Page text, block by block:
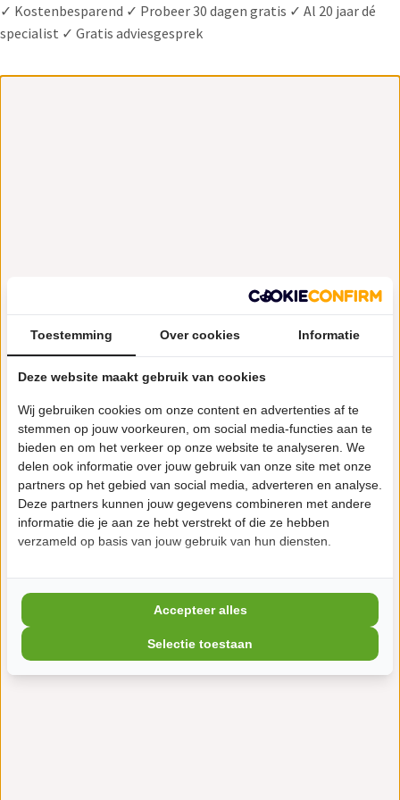
✓ Kostenbesparend ✓ Probeer 30 dagen gratis ✓ Al 20 jaar dé
specialist ✓ Gratis adviesgesprek
Toestemming Over cookies Informatie
Deze website maakt gebruik van cookies
Wij gebruiken cookies om onze content en advertenties af te
stemmen op jouw voorkeuren, om social media-functies aan te
bieden en om het verkeer op onze website te analyseren. We
delen ook informatie over jouw gebruik van onze site met onze
partners op het gebied van social media, adverteren en analyse.
Deze partners kunnen jouw gegevens combineren met andere
informatie die je aan ze hebt verstrekt of die ze hebben
verzameld op basis van jouw gebruik van hun diensten.
Selectie toestaan
Accepteer alles